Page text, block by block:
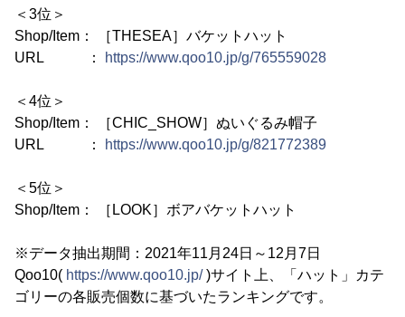
＜3位＞
Shop/Item： ［THESEA］バケットハット
URL ：
https://www.qoo10.jp/g/765559028
＜4位＞
Shop/Item： ［CHIC_SHOW］ぬいぐるみ帽子
URL ：
https://www.qoo10.jp/g/821772389
＜5位＞
Shop/Item： ［LOOK］ボアバケットハット
※データ抽出期間：2021年11月24日～12月7日
Qoo10( https://www.qoo10.jp/)サイト上、「ハット」カテ
ゴリーの各販売個数に基づいたランキングです。